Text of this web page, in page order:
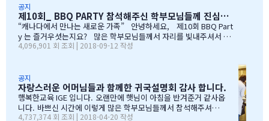
공지
제10회_ BBQ PARTY 참석해주신 학부모님들께 진심으로 감사드립니다
“캐나다에서 만나는 새로운 가족” 안녕하세요, 제10회 BBQ Part
y 는 즐거우셧는지요? 많은 학부모님들께서 자리를 빛내주셔서 너
무 감사합니다. 오전에 비가 와서 많이 걱정을 하엿지만, 다행이도
무 감사하엿지요. (아마 작년에 참석하셧던 학부모님들은 아주 아주
잘 아셧을것입니다 ^^). 매년 여름의 BBQ 파티는 WELCOME TO C
ANADA & WELCOME TO IGE 의미를 두고 있습니다. Q & A 에서 I
GE 의 Motto 에 대해서, 언급드린봐와 같이, 행사 준비에 음식준비
그리고 상품 물건을 구입하면서, 필요하신 생필품(?)이 무엇인지? 고
4,096,901 회 조회 | 2018-09-12 작성
공지
자랑스러운 어머님들과 함께한 귀국설명회 감사 합니다.
행복한교육 IGE 입니다. 오랜만에 햇님이 아침을 반겨준거 같사옵
니다. 바쁘신 시간에 이렇게 많은 학부모님들께서 참석해주셔서
자리를 빛내주셔서 진심으로 감사 또 감사드립니다. 멀리서 남아
4,737,374 회 조회 | 2018-04-20 작성